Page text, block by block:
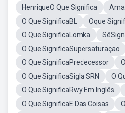
HenriqueO Que Significa
O Que SignificaBL
Oque
O Que SignificaLomka
O Que SignificaSupersaturaçao
O Que SignificaPredecessor
O Que SignificaSigla SRN
O
O Que SignificaRwy Em Inglês
O Que SignificaE Das Coisas